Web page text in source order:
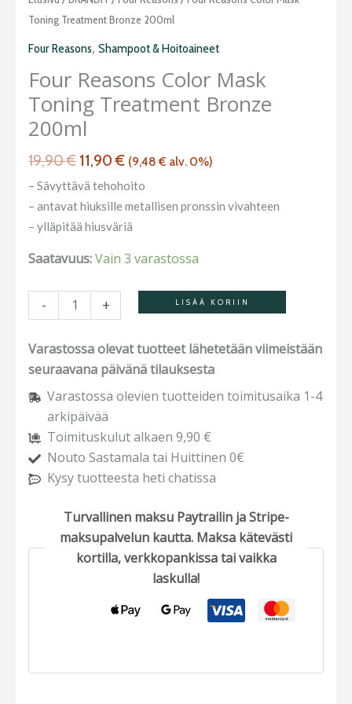
Toning Treatment Bronze 200ml
Four Reasons, Shampoot & Hoitoaineet
Four Reasons Color Mask
Toning Treatment Bronze
200ml
19,90€
hinta
19,90 €.
11,90€
hinta
11,90 €.
(9,48€ alv. 0%)
– Sävyttävä tehohoito
– antavat hiuksille metallisen pronssin vivahteen
– ylläpitää hiusväriä
Saatavuus:Vain 3 varastossa
-
Reasons
Toning
Treatment
Bronze
200ml
määrä
+ LISÄÄ KORIIN
Varastossa olevat tuotteet lähetetään viimeistään
seuraavana päivänä tilauksesta
Varastossa olevien tuotteiden toimitusaika 1-4
arkipäivää
Toimituskulut alkaen 9,90 €
Nouto Sastamala tai Huittinen 0€
Kysy tuotteesta heti chatissa
Turvallinen maksu Paytrailin ja Stripe-
maksupalvelun kautta. Maksa kätevästi
kortilla, verkkopankissa tai vaikka
laskulla!